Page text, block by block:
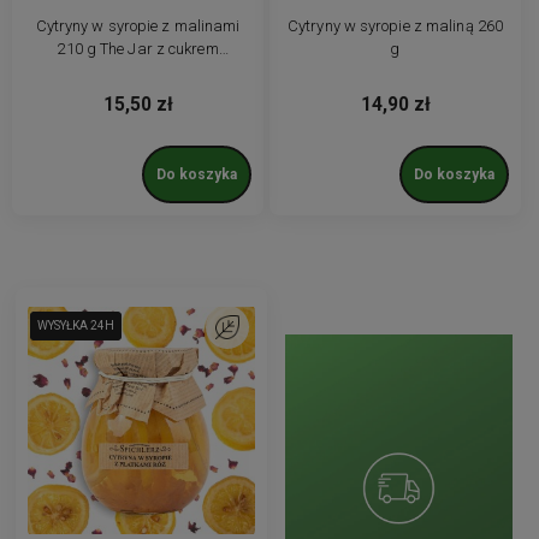
Cytryny w syropie z malinami
210 g The Jar z cukrem
15,50 zł
Do koszyka
Cytryny w syropie z maliną 260
g
14,90 zł
Do koszyka
WYSYŁKA 24H
WYSYŁKA 24H Do ulubionych